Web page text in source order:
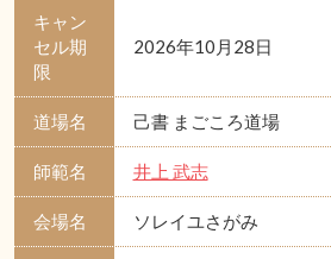
キャン
セル期
限
2026年10月28日
道場名 己書 まごころ道場
師範名 井上 武志
会場名 ソレイユさがみ